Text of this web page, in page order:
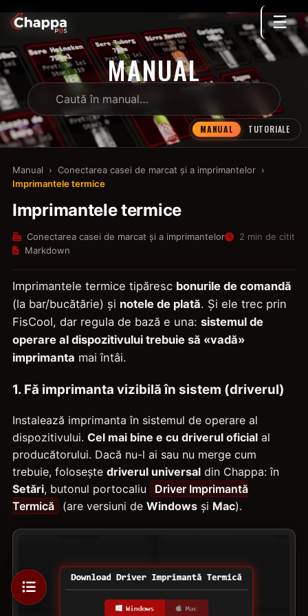
☰
MANUAL
MANUAL TUTORIALE
Manual › Conectarea casei de marcat și a imprimantelor ›
Imprimantele termice
Imprimantele termice
Conectarea casei de marcat și a imprimantelor
2 min de citit
Markdown
Imprimantele termice tipăresc bonurile de comandă
(la bar/bucătărie) și notele de plată. Și ele trec prin
FisCool, dar regula de bază e una: sistemul de
operare al dispozitivului trebuie să «vadă»
imprimanta mai întâi.
1. Fă imprimanta vizibilă în sistem (driverul)
Instalează imprimanta în sistemul de operare al
dispozitivului. Cel mai bine e cu driverul oficial al
producătorului. Dacă nu-l ai sau nu merge cum
trebuie, folosește driverul universal din Chappa: în
Setări, butonul portocaliu
Driver Imprimantă
Termică
(are versiuni de Windows și Mac).